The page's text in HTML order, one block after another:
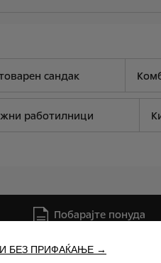
сандак
работилници
Побарајте понуда
БЕЗ ПРИФАЌАЊЕ →